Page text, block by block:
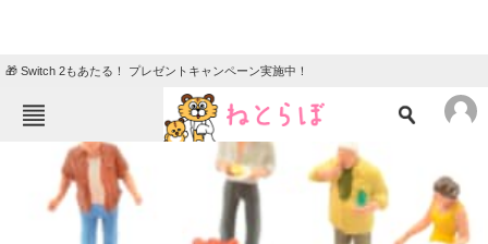
🎁 Switch 2もあたる！ プレゼントキャンペーン実施中！
ねとらぼメニュー
ニュース